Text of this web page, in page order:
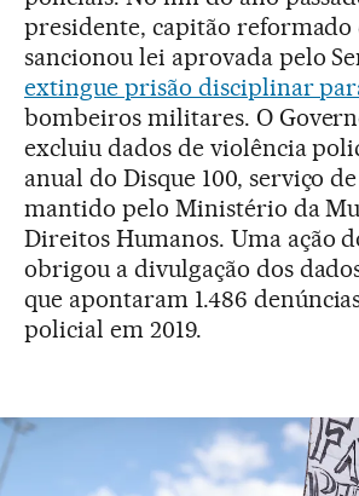
presidente, capitão
sancionou lei aprovada pelo
extingue prisão disciplinar
bombeiros militares. O
excluiu dados de violência
anual do Disque 100, serviço
mantido pelo Ministério da
Direitos Humanos. Uma ação
obrigou a divulgação dos
que apontaram 1.486
policial em 2019.